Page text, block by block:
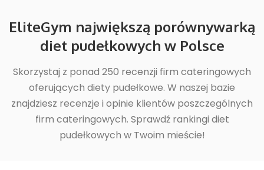
EliteGym największą porównywarką
diet pudełkowych w Polsce
Skorzystaj z ponad 250 recenzji firm cateringowych
oferujących diety pudełkowe. W naszej bazie
znajdziesz recenzje i opinie klientów poszczególnych
firm cateringowych. Sprawdź rankingi diet
pudełkowych w Twoim mieście!